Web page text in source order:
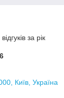
за рік
Київ, Україна